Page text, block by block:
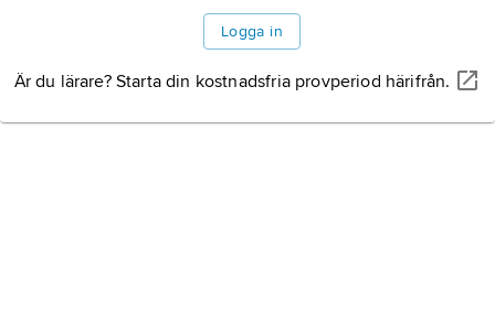
Logga in
Är du lärare? Starta din kostnadsfria provperiod härifrån.